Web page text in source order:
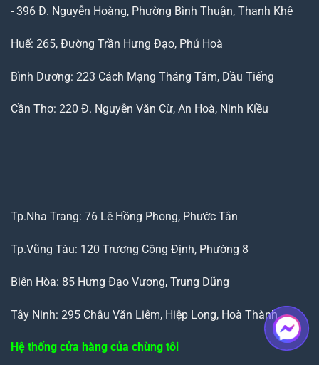
- 396 Đ. Nguyễn Hoàng, Phường Bình Thuận, Thanh Khê
Huế: 265, Đường Trần Hưng Đạo, Phú Hoà
Bình Dương: 223 Cách Mạng Tháng Tám, Dầu Tiếng
Cần Thơ: 220 Đ. Nguyễn Văn Cừ, An Hoà, Ninh Kiều
Tp.Nha Trang: 76 Lê Hồng Phong, Phước Tân
Tp.Vũng Tàu: 120 Trương Công Định, Phường 8
Biên Hòa: 85 Hưng Đạo Vương, Trung Dũng
Tây Ninh: 295 Châu Văn Liêm, Hiệp Long, Hoà Thành
Hệ thống cửa hàng của chùng tôi